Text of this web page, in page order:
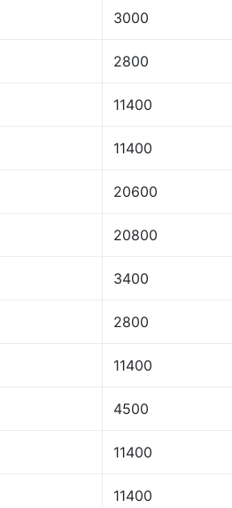
3000
2800
11400
11400
20600
20800
3400
2800
11400
4500
11400
11400